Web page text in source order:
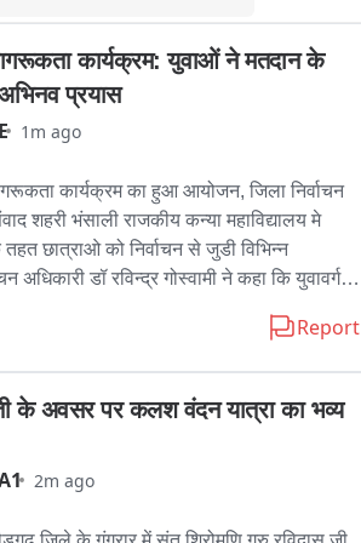
कार्यक्रम: युवाओं ने मतदान के
प्रयास
1m ago
कार्यक्रम का हुआ आयोजन, जिला निर्वाचन
शहरी भंसाली राजकीय कन्या महाविद्यालय मे
छात्राओ को निर्वाचन से जुडी विभिन्न
अधिकारी डॉ रविन्द्र गोस्वामी ने कहा कि युवावर्ग
अहम है। आज के युवा न सिर्फ स्वयं अपने मताधिकार
को मतदाता शपथ भी दिलाई गई, कार्यक्रम में
भी मौजूद रहे
Report
के अवसर पर कलश वंदन यात्रा का भव्य
2m ago